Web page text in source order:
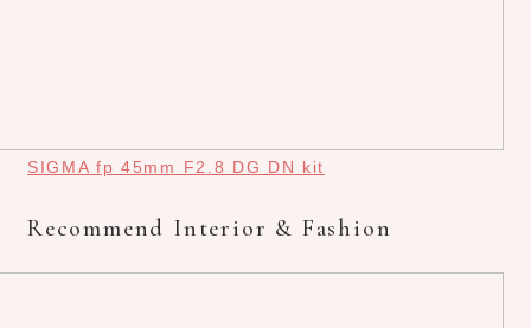
SIGMA fp 45mm F2.8 DG DN kit
Recommend Interior & Fashion